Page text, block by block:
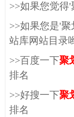
>>如果您觉得
>>如果您是'
站库网站目录
>>百度一下聚
排名
>>好搜一下聚
排名